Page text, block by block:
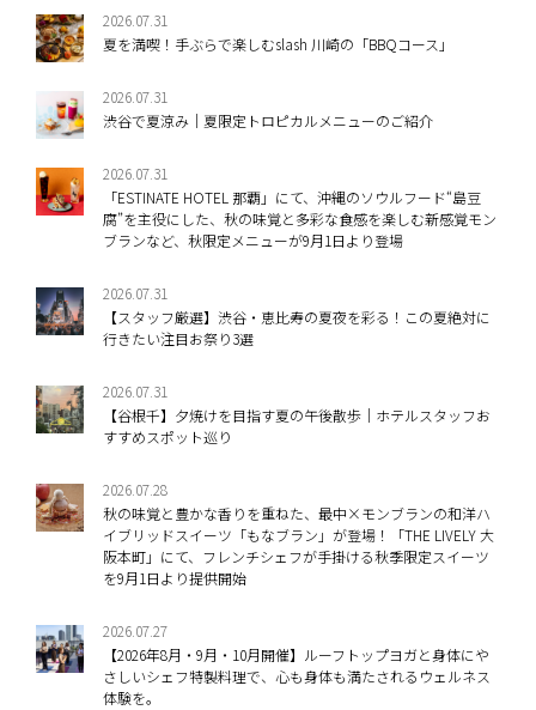
2026.07.31
夏を満喫！手ぶらで楽しむslash 川崎の「BBQコース」
2026.07.31
渋谷で夏涼み｜夏限定トロピカルメニューのご紹介
2026.07.31
「ESTINATE HOTEL 那覇」にて、沖縄のソウルフード“島豆
腐”を主役にした、秋の味覚と多彩な食感を楽しむ新感覚モン
ブランなど、秋限定メニューが9月1日より登場
2026.07.31
【スタッフ厳選】渋谷・恵比寿の夏夜を彩る！この夏絶対に
行きたい注目お祭り3選
2026.07.31
【谷根千】夕焼けを目指す夏の午後散歩｜ホテルスタッフお
すすめスポット巡り
2026.07.28
秋の味覚と豊かな香りを重ねた、最中×モンブランの和洋ハ
イブリッドスイーツ「もなブラン」が登場！「THE LIVELY 大
阪本町」にて、フレンチシェフが手掛ける秋季限定スイーツ
を9月1日より提供開始
2026.07.27
【2026年8月・9月・10月開催】ルーフトップヨガと身体にや
さしいシェフ特製料理で、心も身体も満たされるウェルネス
体験を。